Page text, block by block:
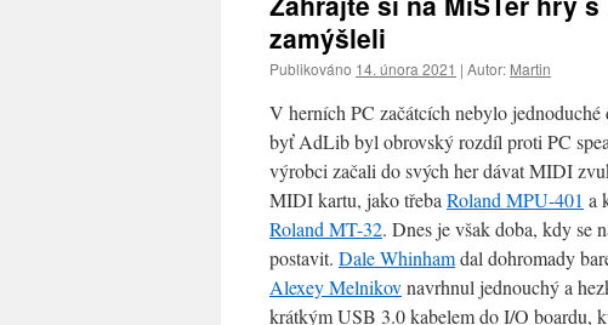
zamýšleli
Publikováno 14. února 2021 | Autor: Martin
V herních PC začátcích nebylo
byť AdLib byl obrovský rozdíl proti PC
výrobci začali do svých her dávat MIDI
MIDI kartu, jako třeba Roland MPU-401 a
Roland MT-32. Dnes je však doba, kdy se
postavit. Dale Whinhamdal dohromady
Alexey Melnikovnavrhnul jednouchý a
krátkým USB 3.0 kabelem do I/O boardu,